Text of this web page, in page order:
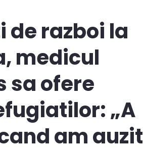
de razboi la
medicul
sa ofere
„A
am auzit